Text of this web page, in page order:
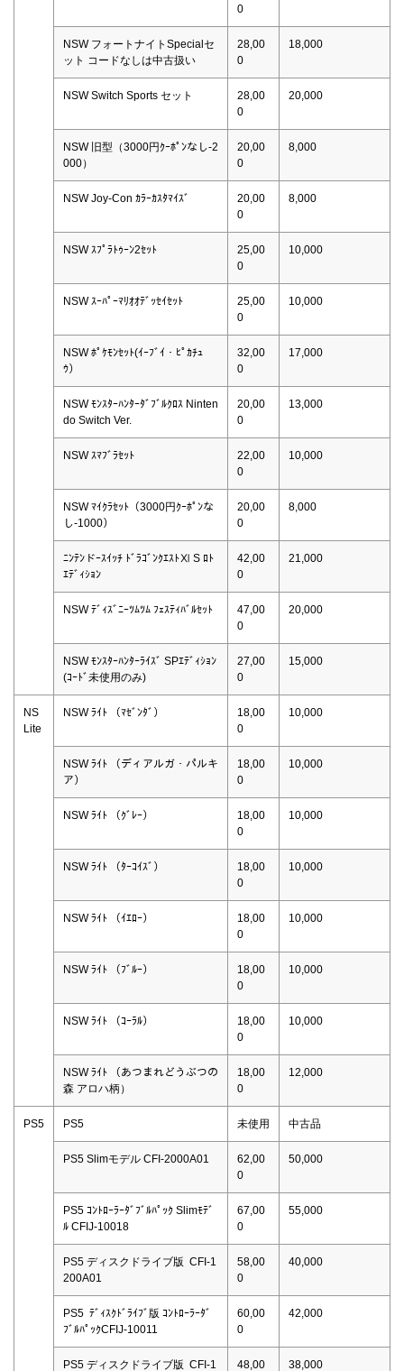
0
NSW フォートナイトSpecialセ
ット コードなしは中古扱い
28,00
0
18,000
NSW Switch Sports セット
28,00
0
20,000
NSW 旧型（3000円ｸｰﾎﾟﾝなし-2
000）
20,00
0
8,000
NSW Joy-Con ｶﾗｰｶｽﾀﾏｲｽﾞ
20,00
0
8,000
NSW ｽﾌﾟﾗﾄｩｰﾝ2ｾｯﾄ
25,00
0
10,000
NSW ｽｰﾊﾟｰﾏﾘｵｵﾃﾞｯｾｲｾｯﾄ
25,00
0
10,000
NSW ﾎﾟｹﾓﾝｾｯﾄ(ｲｰﾌﾞｲ・ﾋﾟｶﾁｭ
ｳ）
32,00
0
17,000
NSW ﾓﾝｽﾀｰﾊﾝﾀｰﾀﾞﾌﾞﾙｸﾛｽ Ninten
do Switch Ver.
20,00
0
13,000
NSW ｽﾏﾌﾞﾗｾｯﾄ
22,00
0
10,000
NSW ﾏｲｸﾗｾｯﾄ（3000円ｸｰﾎﾟﾝな
し-1000）
20,00
0
8,000
ﾆﾝﾃﾝドｰｽｲｯﾁ ﾄﾞﾗｺﾞﾝｸｴｽﾄⅪ S ﾛﾄ
ｴﾃﾞｨｼｮﾝ
42,00
0
21,000
NSW ﾃﾞｨｽﾞﾆｰﾂﾑﾂﾑ ﾌｪｽﾃｨﾊﾞﾙｾｯﾄ
47,00
0
20,000
NSW ﾓﾝｽﾀｰﾊﾝﾀｰﾗｲｽﾞ SPｴﾃﾞｨｼｮﾝ
(ｺｰﾄﾞ未使用のみ)
27,00
0
15,000
NS
Lite
NSW ﾗｲﾄ （ﾏｾﾞﾝﾀﾞ）
18,00
0
10,000
NSW ﾗｲﾄ （ディアルガ・パルキ
ア）
18,00
0
10,000
NSW ﾗｲﾄ （ｸﾞﾚｰ）
18,00
0
10,000
NSW ﾗｲﾄ （ﾀｰｺｲｽﾞ）
18,00
0
10,000
NSW ﾗｲﾄ （ｲｴﾛｰ）
18,00
0
10,000
NSW ﾗｲﾄ （ﾌﾞﾙｰ）
18,00
0
10,000
NSW ﾗｲﾄ （ｺｰﾗﾙ）
18,00
0
10,000
NSW ﾗｲﾄ （あつまれどうぶつの
森 アロハ柄）
18,00
0
12,000
PS5 PS5 未使用 中古品
PS5 Slimモデル CFI-2000A01
62,00
0
50,000
PS5 ｺﾝﾄﾛｰﾗｰﾀﾞﾌﾞﾙﾊﾟｯｸ Slimﾓﾃﾞ
ﾙ CFIJ-10018
67,00
0
55,000
PS5 ディスクドライブ版 CFI-1
200A01
58,00
0
40,000
PS5 ﾃﾞｨｽｸﾄﾞﾗｲﾌﾞ版 ｺﾝﾄﾛｰﾗｰﾀﾞ
ﾌﾞﾙﾊﾟｯｸCFIJ-10011
60,00
0
42,000
PS5 ディスクドライブ版 CFI-1 48,00 38,000